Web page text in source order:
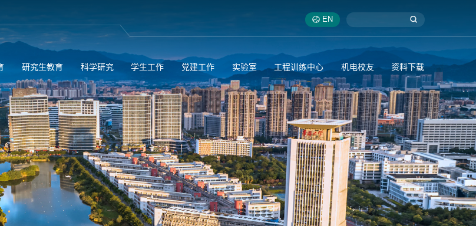
EN
研究生教育 科学研究 学生工作 党建工作 实验室 工程训练中心 机电校友 资料下载